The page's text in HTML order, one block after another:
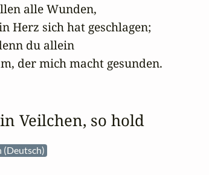
alle Wunden,
Herz sich hat geschlagen;
du allein
der mich macht gesunden.
Veilchen, so hold
(Deutsch)